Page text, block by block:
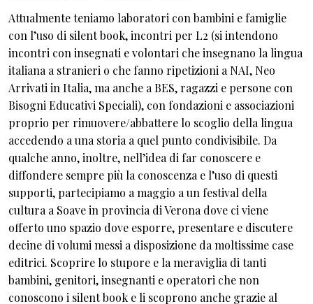
Attualmente teniamo laboratori con bambini e famiglie
con l’uso di silent book, incontri per L2 (si intendono
incontri con insegnati e volontari che insegnano la lingua
italiana a stranieri o che fanno ripetizioni a NAI, Neo
Arrivati in Italia, ma anche a BES, ragazzi e persone con
Bisogni Educativi Speciali), con fondazioni e associazioni
proprio per rimuovere/abbattere lo scoglio della lingua
accedendo a una storia a quel punto condivisibile. Da
qualche anno, inoltre, nell’idea di far conoscere e
diffondere sempre più la conoscenza e l’uso di questi
supporti, partecipiamo a maggio a un festival della
cultura a Soave in provincia di Verona dove ci viene
offerto uno spazio dove esporre, presentare e discutere
decine di volumi messi a disposizione da moltissime case
editrici. Scoprire lo stupore e la meraviglia di tanti
bambini, genitori, insegnanti e operatori che non
conoscono i silent book e li scoprono anche grazie al